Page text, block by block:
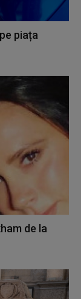
piața
de la